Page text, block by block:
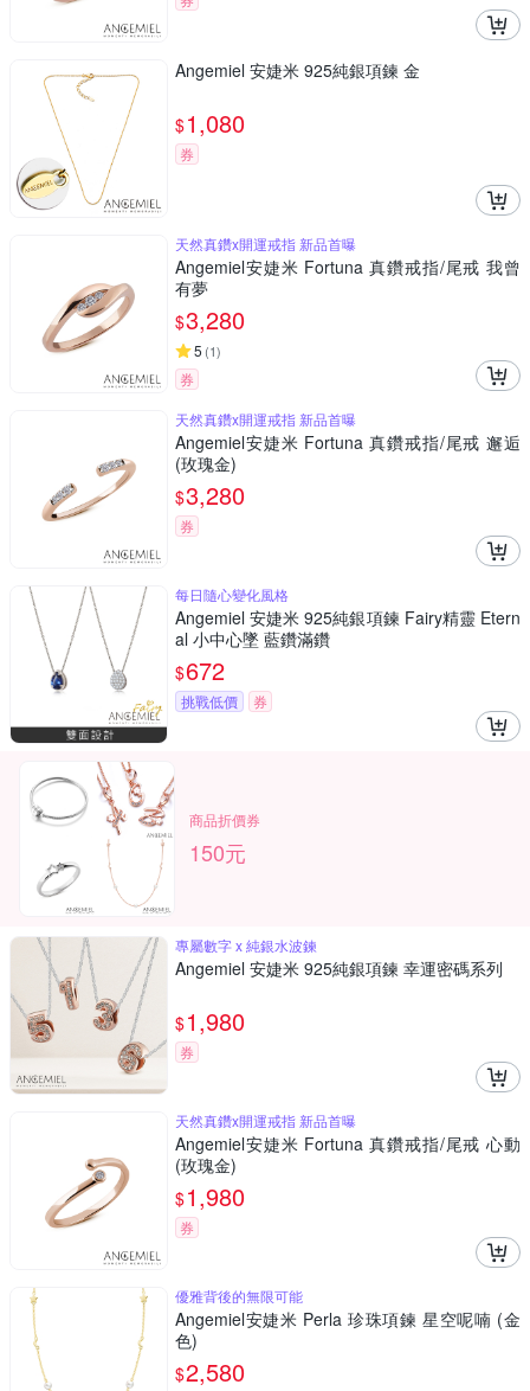
Angemiel 安婕米 925純銀項鍊 金
$1,080
券
天然真鑽x開運戒指 新品首曝
Angemiel安婕米 Fortuna 真鑽戒指/尾戒 我曾
有夢
$3,280
5 (1)
券
天然真鑽x開運戒指 新品首曝
Angemiel安婕米 Fortuna 真鑽戒指/尾戒 邂逅
(玫瑰金)
$3,280
券
每日隨心變化風格
Angemiel 安婕米 925純銀項鍊 Fairy精靈 Etern
al 小中心墜 藍鑽滿鑽
$672
挑戰低價 券
商品折價券
150元
專屬數字 x 純銀水波鍊
Angemiel 安婕米 925純銀項鍊 幸運密碼系列
$1,980
券
天然真鑽x開運戒指 新品首曝
Angemiel安婕米 Fortuna 真鑽戒指/尾戒 心動
(玫瑰金)
$1,980
券
優雅背後的無限可能
Angemiel安婕米 Perla 珍珠項鍊 星空呢喃 (金
色)
$2,580